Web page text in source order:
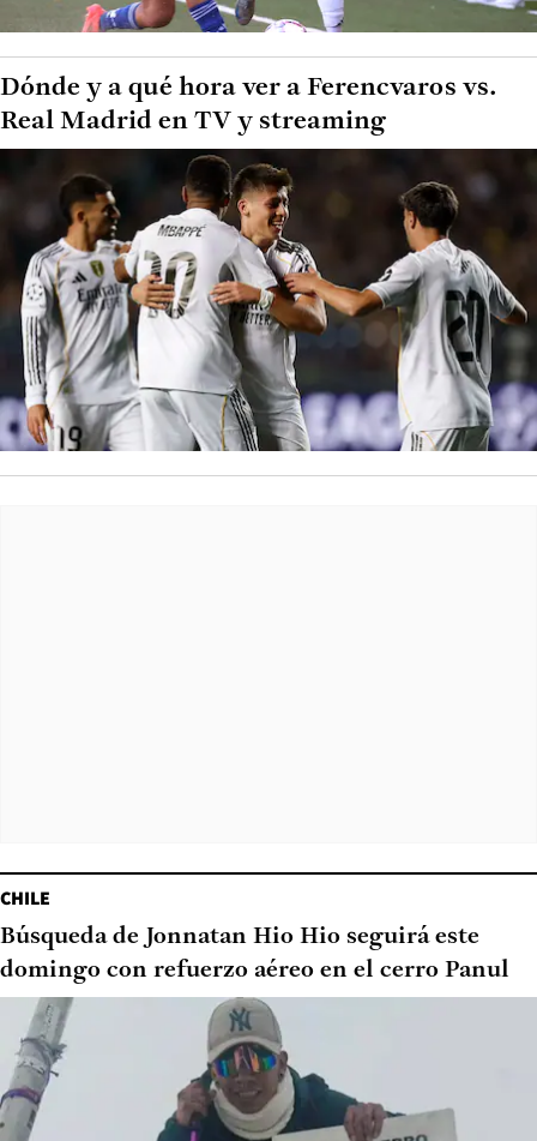
Dónde y a qué hora ver a Ferencvaros vs.
Real Madrid en TV y streaming
CHILE
Búsqueda de Jonnatan Hio Hio seguirá este
domingo con refuerzo aéreo en el cerro Panul